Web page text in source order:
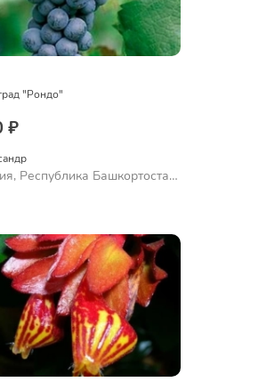
"Рондо"
₽
Республика Башкортостан,